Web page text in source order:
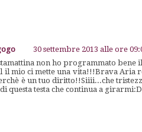
30 settembre 2013 alle ore
non ho programmato
mio ci mette una vita!!!Brava Aria
è un tuo diritto!!Siiii...che
questa testa che continua a